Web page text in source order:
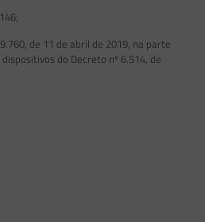
de 11 de abril de 2019, na parte
do Decreto nº 6.514, de